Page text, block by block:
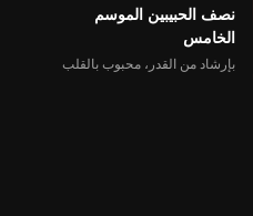
نصف الحبيبين الموسم
الخامس
بإرشاد من القدر، محبوب بالقلب